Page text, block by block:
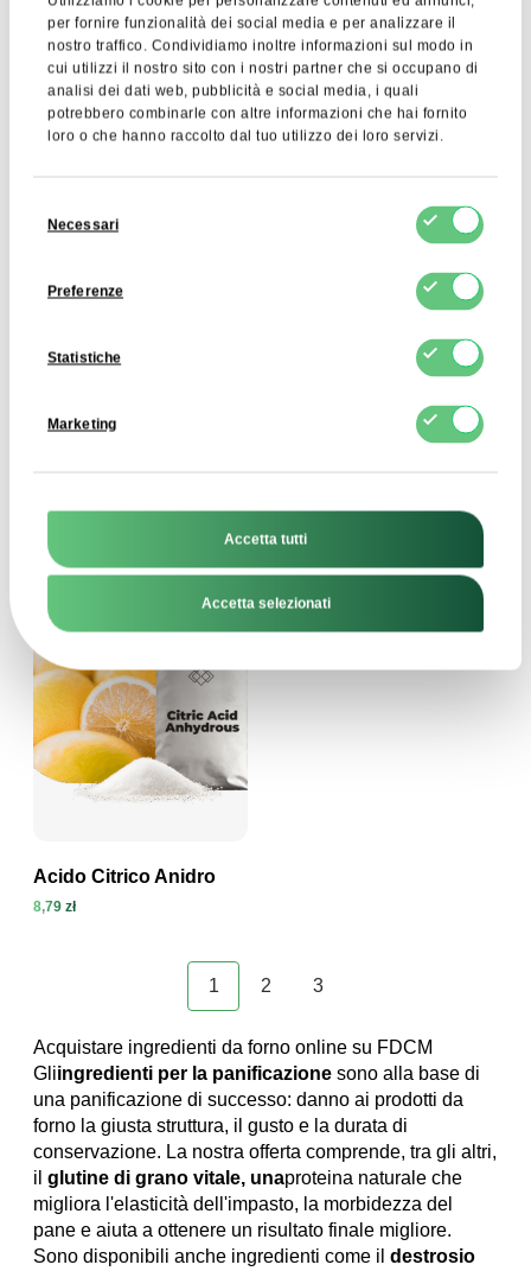
per fornire funzionalità dei social media e per analizzare il
nostro traffico. Condividiamo inoltre informazioni sul modo in
cui utilizzi il nostro sito con i nostri partner che si occupano di
analisi dei dati web, pubblicità e social media, i quali
potrebbero combinarle con altre informazioni che hai fornito
loro o che hanno raccolto dal tuo utilizzo dei loro servizi.
delNecessari
Preferenze
Statistiche
Marketing
Accetta tutti
Accetta selezionati
Zucchero Bianco
3,23 zł
Gomma Xantana 200
Mesh
21,36 zł
polvere (SMP)
Polvere 10-12%
35,49 zł
Acido Citrico Anidro
8,79 zł
1 2 3
Acquistare ingredienti da forno online su FDCM
Gliingredienti per la panificazione sono alla base di
una panificazione di successo: danno ai prodotti da
forno la giusta struttura, il gusto e la durata di
conservazione. La nostra offerta comprende, tra gli altri,
il glutine di grano vitale, unaproteina naturale che
migliora l'elasticità dell'impasto, la morbidezza del
pane e aiuta a ottenere un risultato finale migliore.
Sono disponibili anche ingredienti come il destrosio